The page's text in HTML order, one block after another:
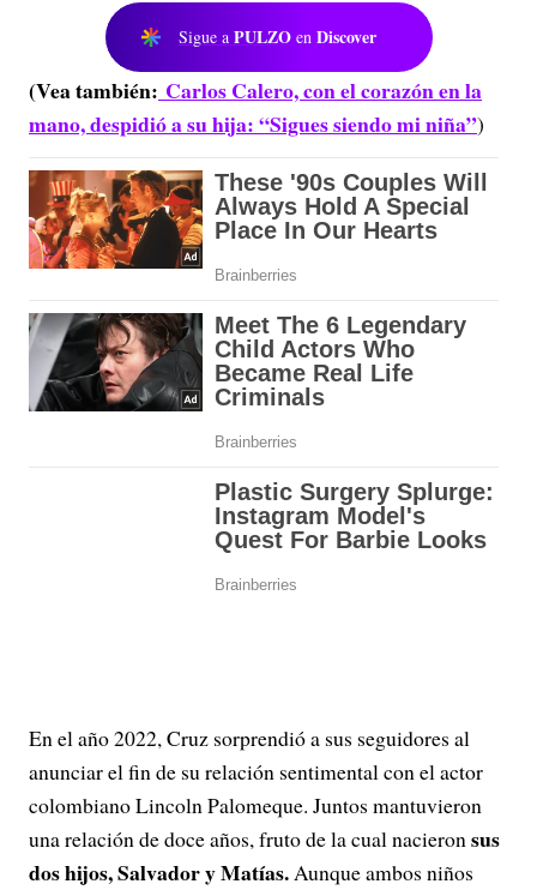
Sigue a PULZO en Discover
(Vea también: Carlos Calero, con el corazón en la
mano, despidió a su hija: “Sigues siendo mi niña”)
En el año 2022, Cruz sorprendió a sus seguidores al
anunciar el fin de su relación sentimental con el actor
colombiano Lincoln Palomeque. Juntos mantuvieron
una relación de doce años, fruto de la cual nacieronsus
dos hijos, Salvador y Matías.Aunque ambos niños